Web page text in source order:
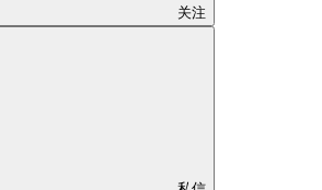
关注